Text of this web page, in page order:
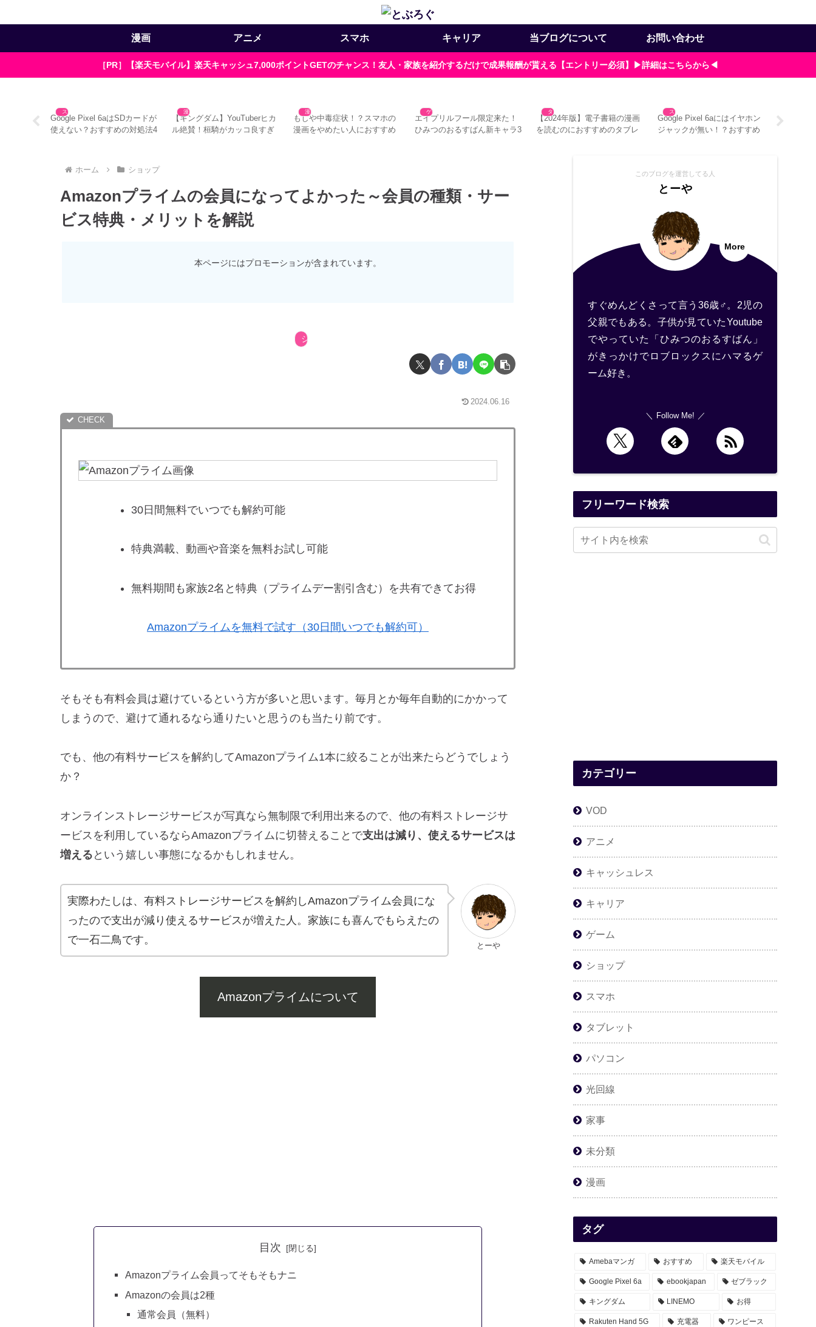
漫画 アニメ スマホ キャリア 当ブログについて お問い合わせ
［PR］【楽天モバイル】楽天キャッシュ7,000ポイントGETのチャンス！友人・家族を紹介するだけで成果報酬が貰える【エントリー必須】▶詳細はこちらから◀
スマホ
Google Pixel 6aは発熱がスゴ
い！？スッキリ解決した改善
スマホ
字が小さいから読みにく
い！？スマホで漫画を読みや
漫画
どっちを使えばいい？ゼブラ
ックのアプリとブラウザ版の
漫画
Amebaマンガはオフラインで
使える？アプリの使い方と注
漫画
Amebaマンガは複数端末で使
える？アカウント共有方法と
漫画
ゼブラックのアカウントを登
録するメリットは？作成時の
Google
ホーム ショップ
Amazonプライムの会員になってよかった～会員の種類・サー
ビス特典・メリットを解説
本ページにはプロモーションが含まれています。
ショップ
2024.06.16
30日間無料でいつでも解約可能
特典満載、動画や音楽を無料お試し可能
無料期間も家族2名と特典（プライムデー割引含む）を共有できてお得
Amazonプライムを無料で試す（30日間いつでも解約可）
そもそも有料会員は避けているという方が多いと思います。毎月とか毎年自動的にかかって
しまうので、避けて通れるなら通りたいと思うのも当たり前です。
でも、他の有料サービスを解約してAmazonプライム1本に絞ることが出来たらどうでしょう
か？
オンラインストレージサービスが写真なら無制限で利用出来るので、他の有料ストレージサ
ービスを利用しているならAmazonプライムに切替えることで支出は減り、使えるサービスは
増える という嬉しい事態になるかもしれません。
とーや
実際わたしは、有料ストレージサービスを解約しAmazonプライム会員にな
ったので支出が減り使えるサービスが増えた人。家族にも喜んでもらえたの
で一石二鳥です。
Amazonプライムについて
目次
Amazonプライム会員ってそもそもナニ
Amazonの会員は2種
通常会員（無料）
このブログを運営してる人
とーや
More
すぐめんどくさって言う36歳♂。2児の
父親でもある。子供が見ていたYoutube
でやっていた「ひみつのおるすばん」
がきっかけでロブロックスにハマるゲ
ーム好き。
Follow Me!
フリーワード検索
カテゴリー
VOD
アニメ
キャッシュレス
キャリア
ゲーム
ショップ
スマホ
タブレット
パソコン
光回線
家事
未分類
漫画
タグ
Amebaマンガ おすすめ 楽天モバイル
Google Pixel 6a ebookjapan ゼブラック
キングダム LINEMO お得
Rakuten Hand 5G 充電器 ワンピース